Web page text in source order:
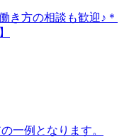
き方の相談も歓迎♪＊
一例となります。